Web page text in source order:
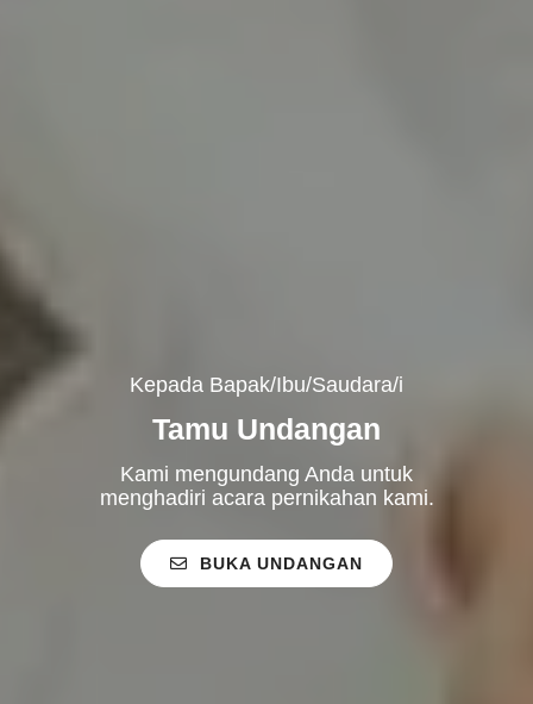
Kepada Bapak/Ibu/Saudara/i
Tamu Undangan
Kami mengundang Anda untuk
menghadiri acara pernikahan kami.
BUKA UNDANGAN